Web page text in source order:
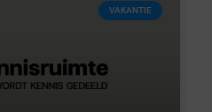
VAKANTIE